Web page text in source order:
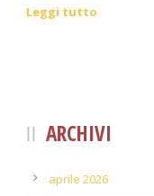
Leggi tutto
ARCHIVI
aprile 2026